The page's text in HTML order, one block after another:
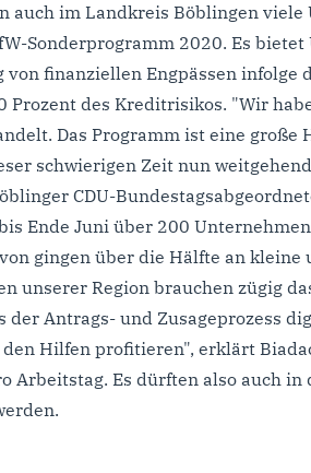
auch im Landkreis Böblingen viele
Sonderprogramm 2020. Es
finanziellen Engpässen infolge
des Kreditrisikos. "Wir
Das Programm ist eine große
schwierigen Zeit nun
CDU-
Ende Juni über 200
gingen über die Hälfte an kleine
unserer Region brauchen zügig
Antrags- und Zusageprozess
Hilfen profitieren", erklärt
Arbeitstag. Es dürften also auch in